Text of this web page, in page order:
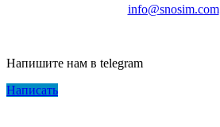
info@snosim.com
Напишите нам в telegram
Написать